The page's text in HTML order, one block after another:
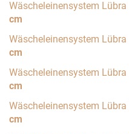
Wäscheleinensystem Lübra
cm
Wäscheleinensystem Lübra
cm
Wäscheleinensystem Lübra
cm
Wäscheleinensystem Lübra
cm